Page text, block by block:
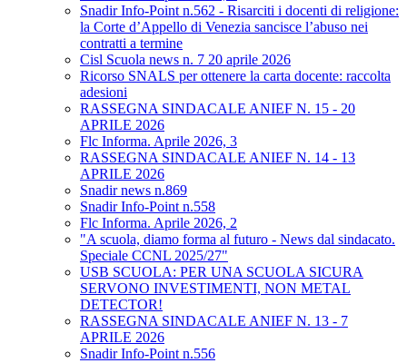
Snadir Info-Point n.562 - Risarciti i docenti di religione:
la Corte d’Appello di Venezia sancisce l’abuso nei
contratti a termine
Cisl Scuola news n. 7 20 aprile 2026
Ricorso SNALS per ottenere la carta docente: raccolta
adesioni
RASSEGNA SINDACALE ANIEF N. 15 - 20
APRILE 2026
Flc Informa. Aprile 2026, 3
RASSEGNA SINDACALE ANIEF N. 14 - 13
APRILE 2026
Snadir news n.869
Snadir Info-Point n.558
Flc Informa. Aprile 2026, 2
"A scuola, diamo forma al futuro - News dal sindacato.
Speciale CCNL 2025/27"
USB SCUOLA: PER UNA SCUOLA SICURA
SERVONO INVESTIMENTI, NON METAL
DETECTOR!
RASSEGNA SINDACALE ANIEF N. 13 - 7
APRILE 2026
Snadir Info-Point n.556